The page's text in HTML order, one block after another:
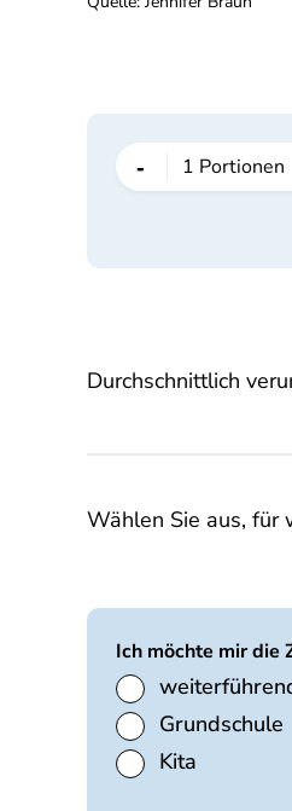
- 1 Portionen
Durchschnittlich
Wählen Sie aus, für
Ich möchte mir die
Grundschule
Kita